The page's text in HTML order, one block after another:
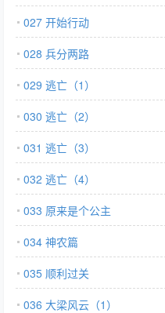
027 开始行动
028 兵分两路
029 逃亡（1）
030 逃亡（2）
031 逃亡（3）
032 逃亡（4）
033 原来是个公主
034 神农篇
035 顺利过关
036 大梁风云（1）